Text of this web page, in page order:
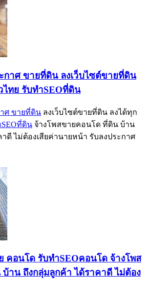
กาศ ขายที่ดิน ลงเว็บไซต์ขายที่ดิน
ไทย รับทำSEOที่ดิน
ศ ขายที่ดิน ลงเว็บไซต์ขายที่ดิน ลงได้ทุก
ที่ดิน จ้างโพสขายคอนโด ที่ดิน บ้าน
ดี ไม่ต้องเสียค่านายหน้า รับลงประกาศ
คอนโด รับทำSEOคอนโด จ้างโพส
าน ถึงกลุ่มลูกค้า ได้ราคาดี ไม่ต้อง